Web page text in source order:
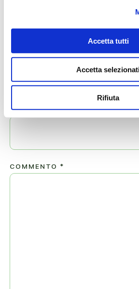
Accetta tutti
Accetta
Rifiuta
Il tuo indirizzo email non sarà pubblicato.
COMMENTO *
NOME*
EMAIL*